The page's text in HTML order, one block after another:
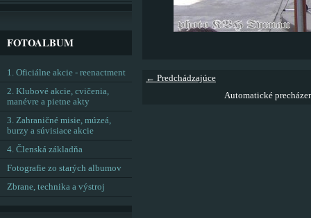
← Predchádzajúce
Automatické
FOTOALBUM
1. Oficiálne akcie - reenactment
2. Klubové akcie, cvičenia,
manévre a pietne akty
3. Zahraničné misie, múzeá,
burzy a súvisiace akcie
4. Členská základňa
Fotografie zo starých albumov
Zbrane, technika a výstroj